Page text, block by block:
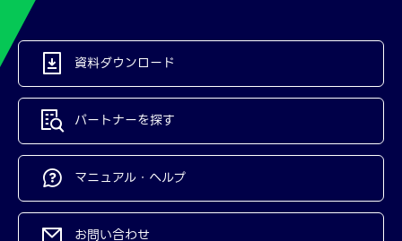
資料ダウンロード
パートナーを探す
マニュアル・ヘルプ
お問い合わせ